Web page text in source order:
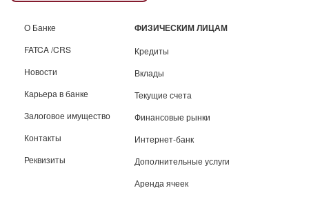
О Банке
FATCA /CRS
Новости
Карьера в банке
Залоговое имущество
Контакты
Реквизиты
ФИЗИЧЕСКИМ ЛИЦАМ
Кредиты
Вклады
Текущие счета
Финансовые рынки
Интернет-банк
Дополнительные услуги
Аренда ячеек